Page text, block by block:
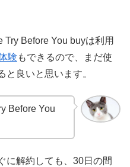
Before You buyは利用
験 もできるので、まだ使
と良いと思います。
Before You
に解約しても、30日の間